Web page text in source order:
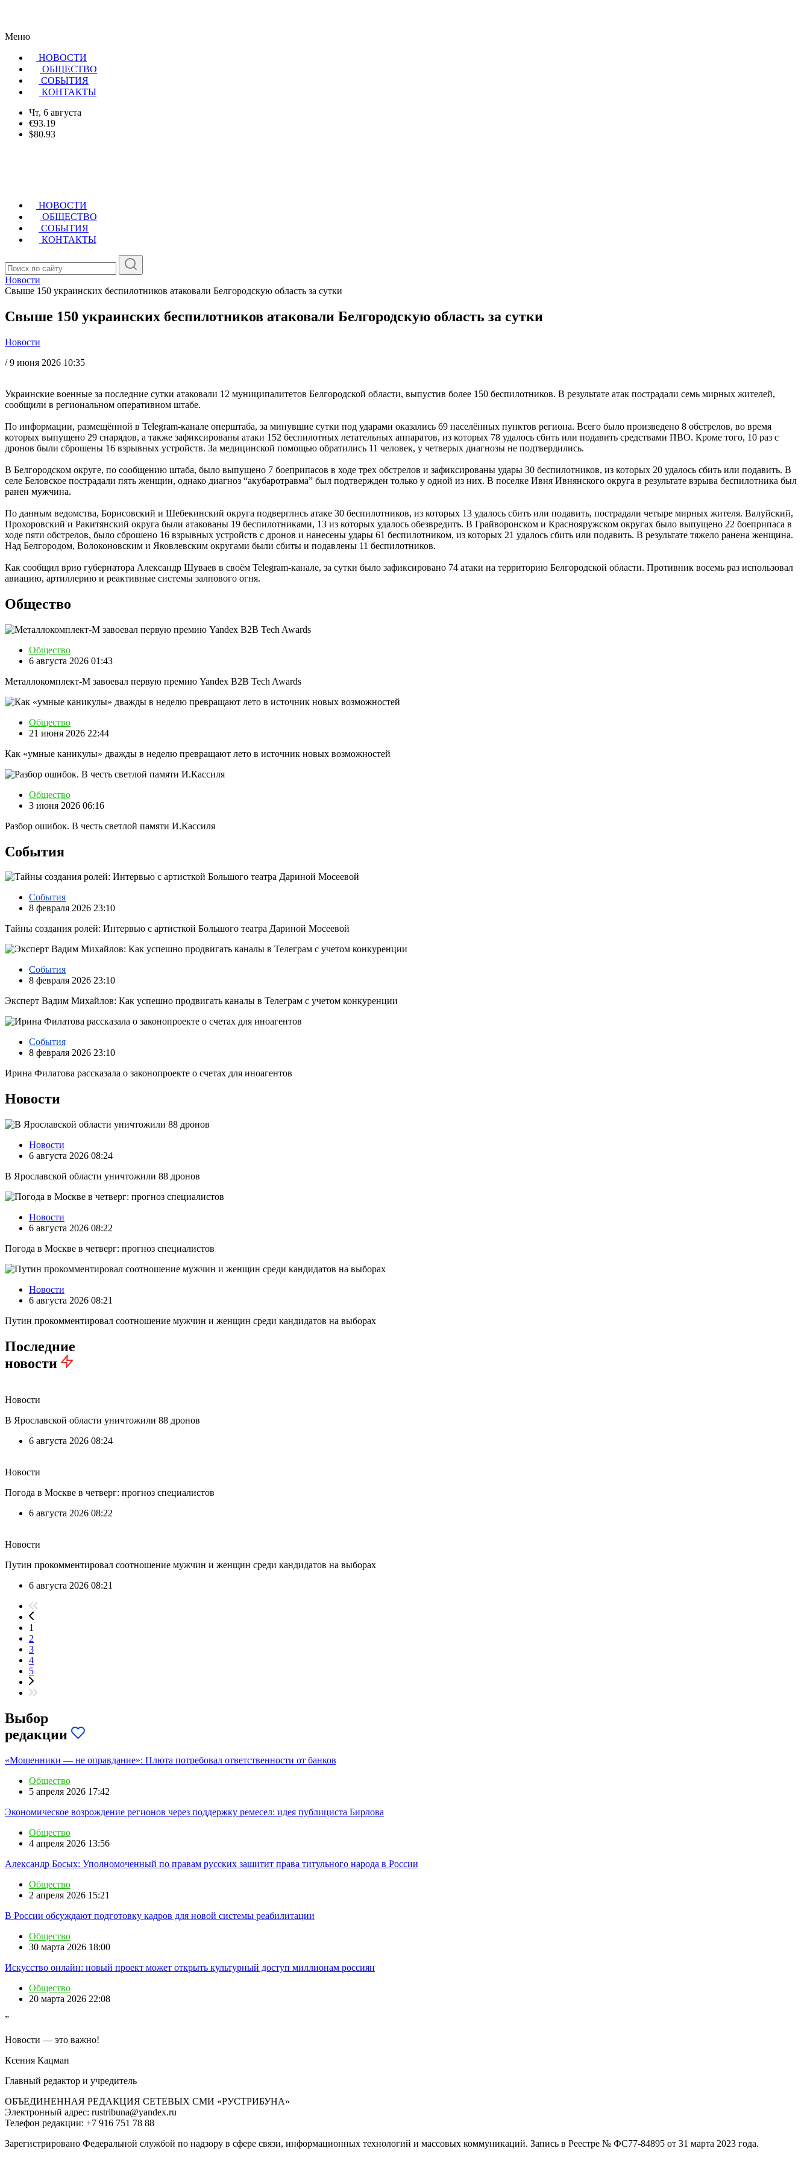
Меню
НОВОСТИ
ОБЩЕСТВО
CОБЫТИЯ
КОНТАКТЫ
Чт, 6 августа
€93.19
$80.93
НОВОСТИ
ОБЩЕСТВО
СОБЫТИЯ
КОНТАКТЫ
Новости
Свыше 150 украинских беспилотников атаковали Белгородскую область за сутки
Свыше 150 украинских беспилотников атаковали Белгородскую область за сутки
Новости
/ 9 июня 2026 10:35
Украинские военные за последние сутки атаковали 12 муниципалитетов Белгородской области, выпустив более 150 беспилотников. В результате атак пострадали семь мирных жителей,
сообщили в региональном оперативном штабе.
По информации, размещённой в Telegram-канале оперштаба, за минувшие сутки под ударами оказались 69 населённых пунктов региона. Всего было произведено 8 обстрелов, во время
которых выпущено 29 снарядов, а также зафиксированы атаки 152 беспилотных летательных аппаратов, из которых 78 удалось сбить или подавить средствами ПВО. Кроме того, 10 раз с
дронов были сброшены 16 взрывных устройств. За медицинской помощью обратились 11 человек, у четверых диагнозы не подтвердились.
В Белгородском округе, по сообщению штаба, было выпущено 7 боеприпасов в ходе трех обстрелов и зафиксированы удары 30 беспилотников, из которых 20 удалось сбить или подавить. В
селе Беловское пострадали пять женщин, однако диагноз “акубаротравма” был подтвержден только у одной из них. В поселке Ивня Ивнянского округа в результате взрыва беспилотника был
ранен мужчина.
По данным ведомства, Борисовский и Шебекинский округа подверглись атаке 30 беспилотников, из которых 13 удалось сбить или подавить, пострадали четыре мирных жителя. Валуйский,
Прохоровский и Ракитянский округа были атакованы 19 беспилотниками, 13 из которых удалось обезвредить. В Грайворонском и Краснояружском округах было выпущено 22 боеприпаса в
ходе пяти обстрелов, было сброшено 16 взрывных устройств с дронов и нанесены удары 61 беспилотником, из которых 21 удалось сбить или подавить. В результате тяжело ранена женщина.
Над Белгородом, Волоконовским и Яковлевским округами были сбиты и подавлены 11 беспилотников.
Как сообщил врио губернатора Александр Шуваев в своём Telegram-канале, за сутки было зафиксировано 74 атаки на территорию Белгородской области. Противник восемь раз использовал
авиацию, артиллерию и реактивные системы залпового огня.
Общество
Общество
6 августа 2026 01:43
Металлокомплект-М завоевал первую премию Yandex B2B Tech Awards
Общество
21 июня 2026 22:44
Как «умные каникулы» дважды в неделю превращают лето в источник новых возможностей
Общество
3 июня 2026 06:16
Разбор ошибок. В честь светлой памяти И.Кассиля
События
События
8 февраля 2026 23:10
Тайны создания ролей: Интервью с артисткой Большого театра Дариной Мосеевой
События
8 февраля 2026 23:10
Эксперт Вадим Михайлов: Как успешно продвигать каналы в Телеграм с учетом конкуренции
События
8 февраля 2026 23:10
Ирина Филатова рассказала о законопроекте о счетах для иноагентов
Новости
Новости
6 августа 2026 08:24
В Ярославской области уничтожили 88 дронов
Новости
6 августа 2026 08:22
Погода в Москве в четверг: прогноз специалистов
Новости
6 августа 2026 08:21
Путин прокомментировал соотношение мужчин и женщин среди кандидатов на выборах
Последние
новости
Новости
В Ярославской области уничтожили 88 дронов
6 августа 2026 08:24
Новости
Погода в Москве в четверг: прогноз специалистов
6 августа 2026 08:22
Новости
Путин прокомментировал соотношение мужчин и женщин среди кандидатов на выборах
6 августа 2026 08:21
1
2
3
4
5
Выбор
редакции
«Мошенники — не оправдание»: Плюта потребовал ответственности от банков
Общество
5 апреля 2026 17:42
Экономическое возрождение регионов через поддержку ремесел: идея публициста Бирлова
Общество
4 апреля 2026 13:56
Александр Босых: Уполномоченный по правам русских защитит права титульного народа в России
Общество
2 апреля 2026 15:21
В России обсуждают подготовку кадров для новой системы реабилитации
Общество
30 марта 2026 18:00
Искусство онлайн: новый проект может открыть культурный доступ миллионам россиян
Общество
20 марта 2026 22:08
”
Новости — это важно!
Ксения Кацман
Главный редактор и учредитель
ОБЪЕДИНЕННАЯ РЕДАКЦИЯ СЕТЕВЫХ СМИ «РУСТРИБУНА»
Электронный адрес: rustribuna@yandex.ru
Телефон редакции: +7 916 751 78 88
Зарегистрировано Федеральной службой по надзору в сфере связи, информационных технологий и массовых коммуникаций. Запись в Реестре № ФС77-84895 от 31 марта 2023 года.